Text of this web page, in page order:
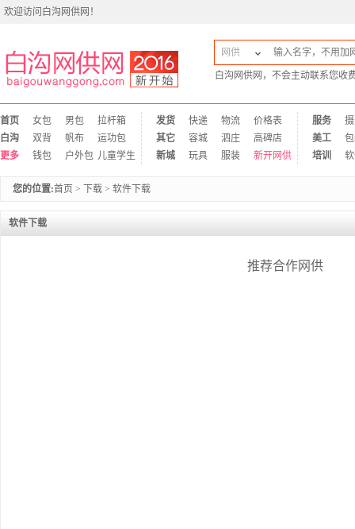
欢迎访问白沟网供网！
网供
白沟网供网，不会主动联系您收
首页 女包 男包
拉杆箱
白沟
双背 帆布
运功包
更多
钱包 户外包 儿童学生
发货 快递 物流
价格表
其它
容城 泗庄
高碑店
新城
玩具 服装 新开网供
服务
美工
培训
您的位置:首页 > 下载 > 软件下载
软件下载
推荐合作网供